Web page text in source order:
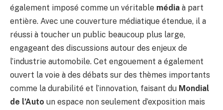
également imposé comme un véritable média à part
entière. Avec une couverture médiatique étendue, il a
réussi à toucher un public beaucoup plus large,
engageant des discussions autour des enjeux de
l’industrie automobile. Cet engouement a également
ouvert la voie à des débats sur des thèmes importants
comme la durabilité et l’innovation, faisant du Mondial
de l’Auto un espace non seulement d’exposition mais